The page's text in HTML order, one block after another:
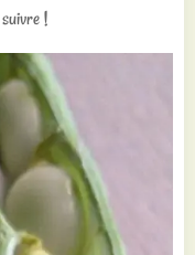
!